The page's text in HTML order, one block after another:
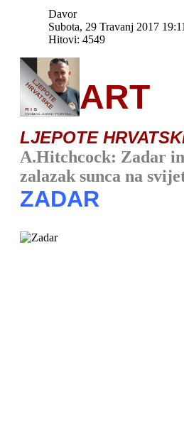
Davor
Subota, 29 Travanj 2017
Hitovi: 4549
ART
LJEPOTE
A.Hitchcock: Zadar
zalazak sunca na
ZADAR